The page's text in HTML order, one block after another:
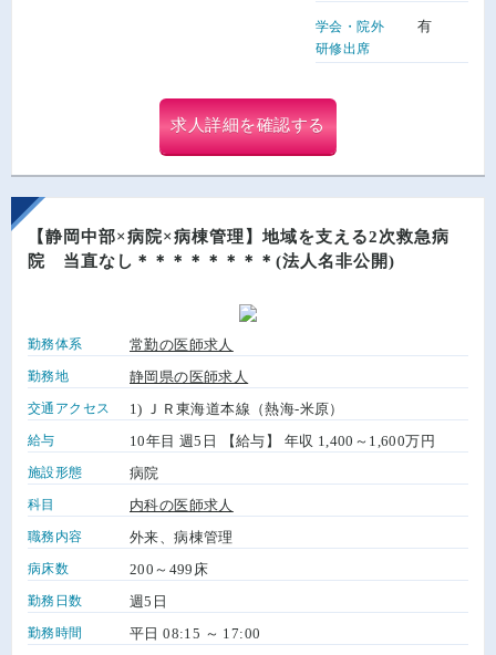
学会・院外
研修出席
有
求人詳細を確認する
【静岡中部×病院×病棟管理】地域を支える2次救急病
院 当直なし＊＊＊＊＊＊＊＊(法人名非公開)
勤務体系 常勤の医師求人
勤務地 静岡県の医師求人
交通アクセス 1) ＪＲ東海道本線（熱海-米原）
給与 10年目 週5日 【給与】 年収 1,400～1,600万円
施設形態 病院
科目 内科の医師求人
職務内容 外来、病棟管理
病床数 200～499床
勤務日数 週5日
勤務時間 平日 08:15 ～ 17:00